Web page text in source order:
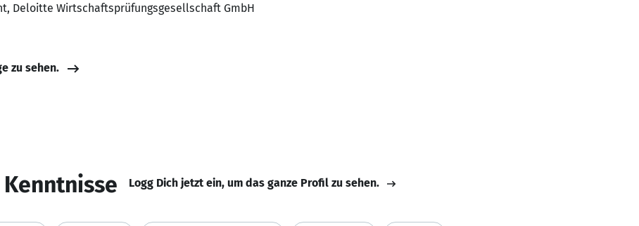
Deloitte Wirtschaftsprüfungsgesellschaft GmbH
zu sehen.
Logg Dich jetzt ein, um das ganze Profil zu sehen.